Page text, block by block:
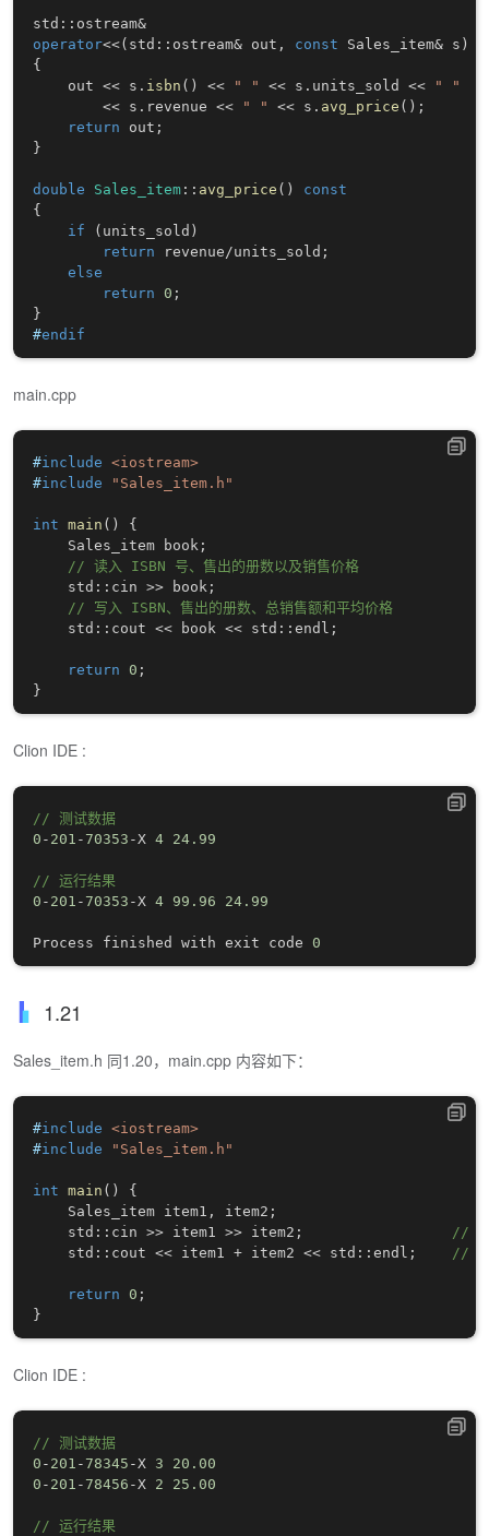
std :: ostream&
operator<<( std :: ostream& out , const Sales_item& s )
{
    out
<< s . isbn ( ) << " " << s . units_sold <<
" "
<< s . revenue << " " << s . avg_price ( ) ;
return out ;
}
double Sales_item :: avg_price ( )
const
{
if
( units_sold )
return revenue /units_sold ;
else
return 0 ;
}
#endif
main.cpp
#include <iostream>
#include "Sales_item.h"
int main ( )
{
    Sales_item book
;
// 读入 ISBN 号、售出的册数以及销售价格
    std
:: cin >> book ;
// 写入 ISBN、售出的册数、总销售额和平均价格
    std
:: cout << book << std :: endl ;
return 0 ;
}
Clion IDE :
// 测试数据
0 - 201 - 70353 -X 4 24.99
// 运行结果
0 - 201 - 70353 -X 4 99.96 24.99
Process finished with exit code 0
1.21
Sales_item.h 同1.20，main.cpp 内容如下：
#include <iostream>
#include "Sales_item.h"
int main ( )
{
    Sales_item item1
, item2 ;
    std
:: cin >> item1 >> item2 ;
// 读
    std
:: cout << item1 + item2 << std :: endl ; // 打
return 0 ;
}
Clion IDE :
// 测试数据
0 - 201 - 78345 -X 3
20.00
0 - 201 - 78456 -X 2 25.00
// 运行结果